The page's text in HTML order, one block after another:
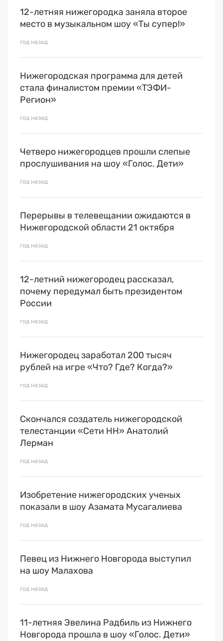
12-летняя нижегородка заняла второе
место в музыкальном шоу «Ты супер!»
год назад
Нижегородская программа для детей
стала финалистом премии «ТЭФИ-
Регион»
год назад
Четверо нижегородцев прошли слепые
прослушивания на шоу «Голос. Дети»
год назад
Перерывы в телевещании ожидаются в
Нижегородской области 21 октября
год назад
12-летний нижегородец рассказал,
почему передумал быть президентом
России
год назад
Нижегородец заработал 200 тысяч
рублей на игре «Что? Где? Когда?»
год назад
Скончался создатель нижегородской
телестанции «Сети НН» Анатолий
Лерман
год назад
Изобретение нижегородских ученых
показали в шоу Азамата Мусагалиева
год назад
Певец из Нижнего Новгорода выступил
на шоу Малахова
год назад
11-летняя Эвелина Радбиль из Нижнего
Новгорода прошла в шоу «Голос. Дети»